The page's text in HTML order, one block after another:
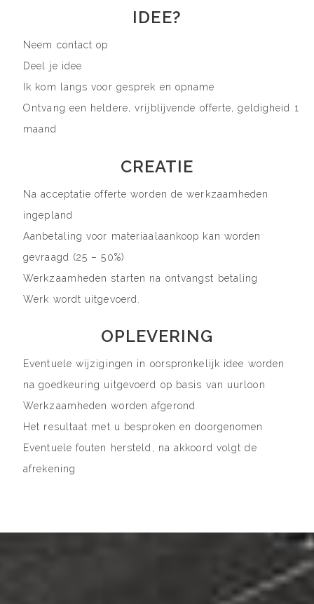
IDEE?
Neem contact op
Deel je idee
Ik kom langs voor gesprek en opname
Ontvang een heldere, vrijblijvende offerte, geldigheid 1
maand
CREATIE
Na acceptatie offerte worden de werkzaamheden
ingepland
Aanbetaling voor materiaalaankoop kan worden
gevraagd (25 – 50%)
Werkzaamheden starten na ontvangst betaling
Werk wordt uitgevoerd.
OPLEVERING
Eventuele wijzigingen in oorspronkelijk idee worden
na goedkeuring uitgevoerd op basis van uurloon
Werkzaamheden worden afgerond
Het resultaat met u besproken en doorgenomen
Eventuele fouten hersteld, na akkoord volgt de
afrekening